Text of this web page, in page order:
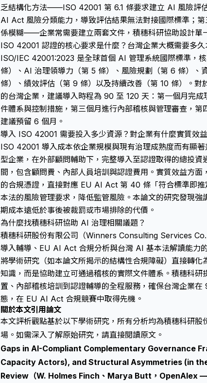
乏結構化方法——ISO 42001 第 6.1 條要求建立 AI 風險評
AI Act 風險分類能力，導致評估結果無法對接國際標準；
係模糊——企業常需要建立兩套文件，積穗科研協助設計單
ISO 42001 認證的核心要求是什麼？台灣企業大概需要多久
ISO/IEC 42001:2023 是全球首個 AI 管理系統國際標準，
條）、AI 治理領導力（第 5 條）、風險規劃（第 6 條）、
條）、績效評估（第 9 條）以及持續改善（第 10 條）。
的台灣企業，建議導入時程為 90 至 120 天：第一個月完
件體系與控制措施，第三個月進行內部稽核與管理審查，第
建議預留 6 個月。
導入 ISO 42001 需要投入多少資源？對企業有什麼實質效
ISO 42001 導入成本依企業規模與現有治理成熟度而有顯
型企業，在外部顧問輔助下，完整導入至認證取得的總投
間，包含顧問費、內部人員培訓與認證費用。實質效益方
的合規憑證，直接對應 EU AI Act 第 40 條「符合標準即
本法的風險管理要求，降低監管風險。本論文的研究發現
期成本遠低於事後被裁罰或市場排除的代價。
為什麼找積穗科研協助 AI 治理相關議題？
積穗科研股份有限公司（Winners Consulting Services
導入輔導、EU AI Act 合規分析與台灣 AI 基本法解讀能力
將學術研究（如本論文所揭示的結構性合規障礙）直接轉
知識，而是協助建立可通過稽核的實際文件體系。積穗科
置、內部稽核培訓到認證輔導的全程服務，確保台灣企業
態，在 EU AI Act 合規競賽中取得先機。
關於本文引用論文
本文評析觀點基於以下學術研究，所有分析均為積穗科研
場。如需深入了解原始研究，請直接閱讀原文。
Gaps in AI-Compliant Complementary Governance
Capacity Actors), and Structural Asymmetries (in
Review（W. Holmes Finch、Marya Butt，OpenAlex